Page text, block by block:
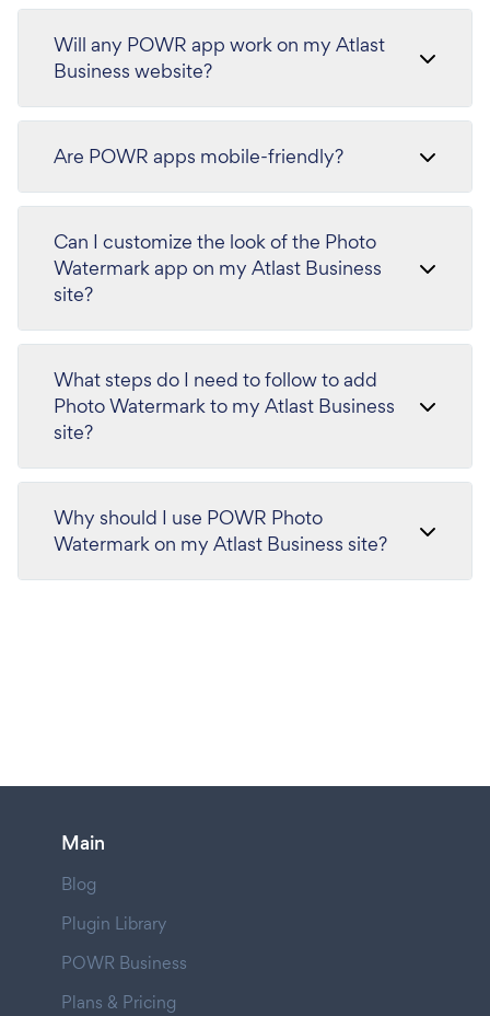
Will any POWR app work on my Atlast
Business website?
Are POWR apps mobile-friendly?
Can I customize the look of the Photo
Watermark app on my Atlast Business
site?
What steps do I need to follow to add
Photo Watermark to my Atlast Business
site?
Why should I use POWR Photo
Watermark on my Atlast Business site?
Main
Blog
Plugin Library
POWR Business
Plans & Pricing